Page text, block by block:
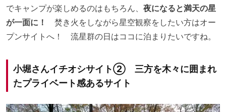
でキャンプが楽しめるのはもちろん、 夜になると満天の星
が一面に！
焚き火をしながら星空観察をしたい方はオー
プンサイトへ！ 流星群の日はココに泊まりたいですね。
小堀さんイチオシサイト② 三方を木々に囲まれ
たプライベート感あるサイト